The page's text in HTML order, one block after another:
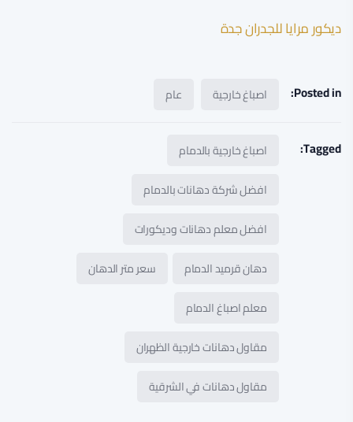
ديكور مرايا للجدران جدة
Posted in: اصباغ خارجية عام
Tagged:
اصباغ خارجية بالدمام
افضل شركة دهانات بالدمام
افضل معلم دهانات وديكورات
دهان قرميد الدمام
سعر متر الدهان
معلم اصباغ الدمام
مقاول دهانات خارجية الظهران
مقاول دهانات في الشرقية